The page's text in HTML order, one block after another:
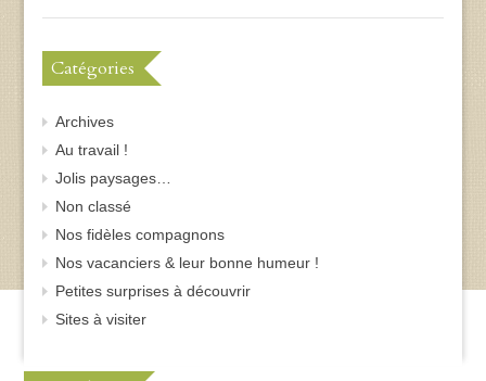
Catégories
Archives
Au travail !
Jolis paysages…
Non classé
Nos fidèles compagnons
Nos vacanciers & leur bonne humeur !
Petites surprises à découvrir
Sites à visiter